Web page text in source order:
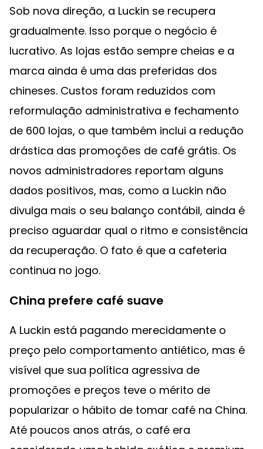
Sob nova direção, a Luckin se recupera
gradualmente. Isso porque o negócio é
lucrativo. As lojas estão sempre cheias e a
marca ainda é uma das preferidas dos
chineses. Custos foram reduzidos com
reformulação administrativa e fechamento
de 600 lojas, o que também inclui a redução
drástica das promoções de café grátis. Os
novos administradores reportam alguns
dados positivos, mas, como a Luckin não
divulga mais o seu balanço contábil, ainda é
preciso aguardar qual o ritmo e consistência
da recuperação. O fato é que a cafeteria
continua no jogo.
China prefere café suave
A Luckin está pagando merecidamente o
preço pelo comportamento antiético, mas é
visível que sua política agressiva de
promoções e preços teve o mérito de
popularizar o hábito de tomar café na China.
Até poucos anos atrás, o café era